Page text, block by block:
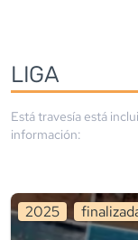
LIGA
Está travesía está
información:
2025